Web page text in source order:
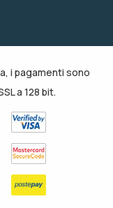
i pagamenti sono
a 128 bit.